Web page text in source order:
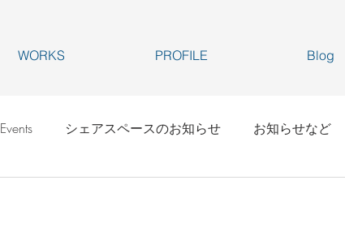
WORKS PROFILE Blog
Events シェアスペースのお知らせ お知らせなど